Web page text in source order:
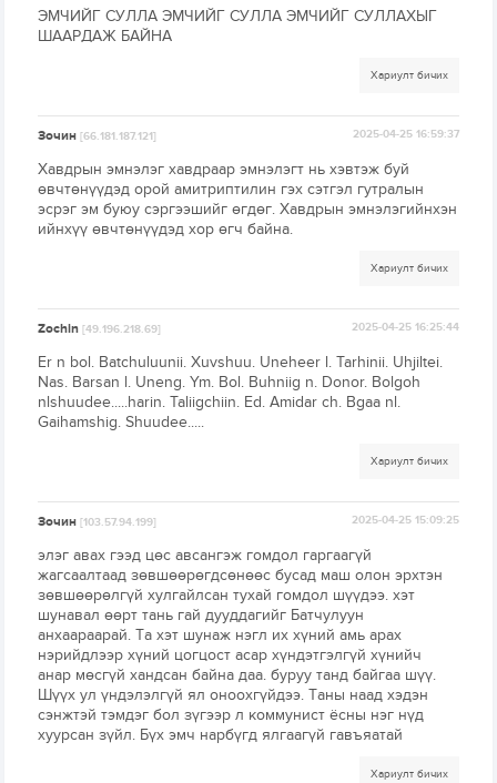
ЭМЧИЙГ СУЛЛА ЭМЧИЙГ СУЛЛА ЭМЧИЙГ СУЛЛАХЫГ
ШААРДАЖ БАЙНА
Хариулт бичих
Зочин[66.181.187.121] 2025-04-25 16:59:37
Хавдрын эмнэлэг хавдраар эмнэлэгт нь хэвтэж буй
өвчтөнүүдэд орой амитриптилин гэх сэтгэл гутралын
эсрэг эм буюу сэргээшийг өгдөг. Хавдрын эмнэлэгийнхэн
ийнхүү өвчтөнүүдэд хор өгч байна.
Хариулт бичих
Zochin[49.196.218.69] 2025-04-25 16:25:44
Er n bol. Batchuluunii. Xuvshuu. Uneheer l. Tarhinii. Uhjiltei.
Nas. Barsan l. Uneng. Ym. Bol. Buhniig n. Donor. Bolgoh
nlshuudee.....harin. Taliigchiin. Ed. Amidar ch. Bgaa nl.
Gaihamshig. Shuudee.....
Хариулт бичих
Зочин[103.57.94.199] 2025-04-25 15:09:25
элэг авах гээд цөс авсангэж гомдол гаргаагүй
жагсаалтаад зөвшөөрөгдсөнөөс бусад маш олон эрхтэн
зөвшөөрөлгүй хулгайлсан тухай гомдол шүүдээ. хэт
шунавал өөрт тань гай дууддагийг Батчулуун
анхаараарай. Та хэт шунаж нэгл их хүний амь арах
нэрийдлээр хүний цогцост асар хүндэтгэлгүй хүнийч
анар мөсгүй хандсан байна даа. буруу танд байгаа шүү.
Шүүх ул үндэлэлгүй ял оноохгүйдээ. Таны наад хэдэн
сэнжтэй тэмдэг бол зүгээр л коммунист ёсны нэг нүд
хуурсан зүйл. Бүх эмч нарбүгд ялгаагүй гавъяатай
Хариулт бичих